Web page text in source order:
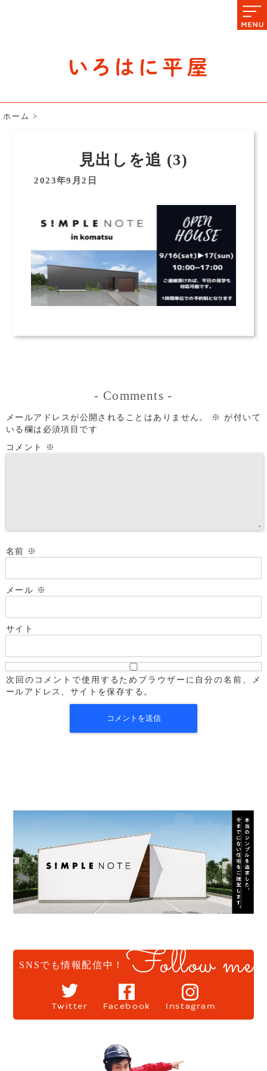
ホーム >
見出しを追 (3)
2023年9月2日
- Comments -
メールアドレスが公開されることはありません。 ※ が付いて
いる欄は必須項目です
コメント
※
名前 ※
メール ※
サイト
次回のコメントで使用するためブラウザーに自分の名前、メ
ールアドレス、サイトを保存する。
SNSでも情報配信中！ Follow me
Twitter Facebook Instagram